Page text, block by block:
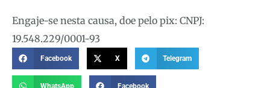
Engaje-se nesta causa, doe pelo pix: CNPJ:
19.548.229/0001-93
Facebook X Telegram
WhatsApp Facebook